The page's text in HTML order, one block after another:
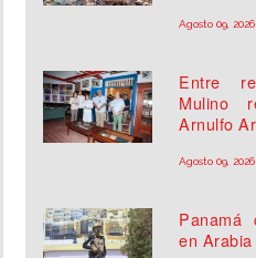
Agosto 09, 2026
Entre
Mulino
Arnulfo
Agosto 09, 2026
Panamá
en